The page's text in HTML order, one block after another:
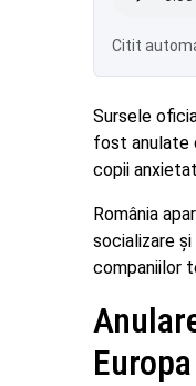
Citit
Sursele
fost anulate
copii
România
socializare
companiilor
Europa